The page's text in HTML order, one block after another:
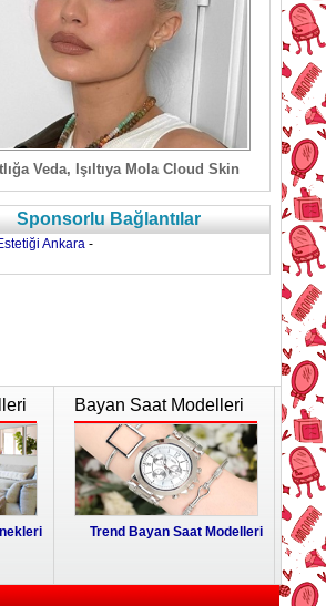
Veda, Işıltıya Mola Cloud Skin
Sponsorlu Bağlantılar
Ankara -
Bayan Saat Modelleri
Trend Bayan Saat Modelleri